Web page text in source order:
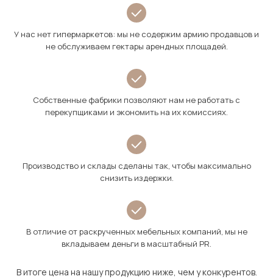
У нас нет гипермаркетов: мы не содержим армию продавцов и
не обслуживаем гектары арендных площадей.
Собственные фабрики позволяют нам не работать с
перекупщиками и экономить на их комиссиях.
Производство и склады сделаны так, чтобы максимально
снизить издержки.
В отличие от раскрученных мебельных компаний, мы не
вкладываем деньги в масштабный PR.
В итоге цена на нашу продукцию ниже, чем у конкурентов.